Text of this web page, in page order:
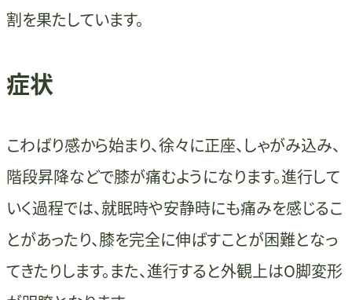
割を果たしています。
症状
こわばり感から始まり、徐々に正座、しゃがみ込み、
階段昇降などで膝が痛むようになります。進行して
いく過程では、就眠時や安静時にも痛みを感じるこ
とがあったり、膝を完全に伸ばすことが困難となっ
てきたりします。また、進行すると外観上はO脚変形